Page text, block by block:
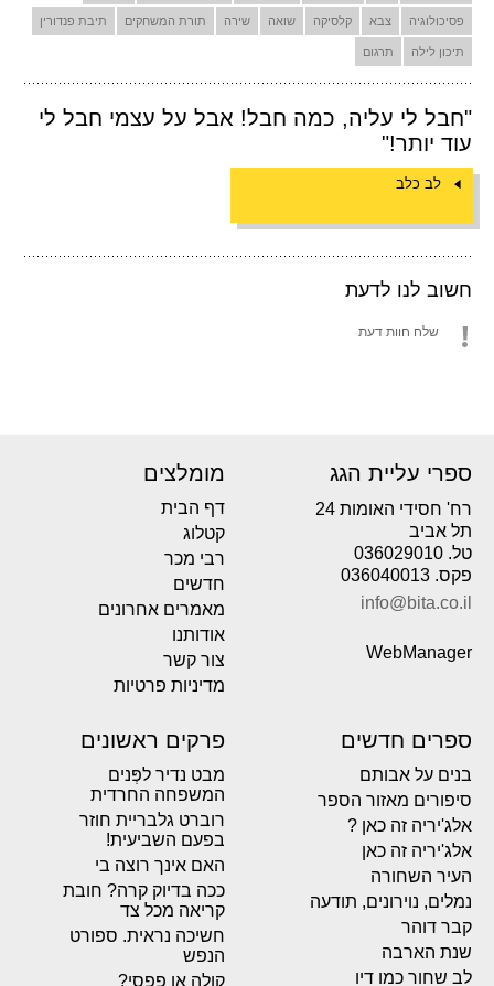
פסיכולוגיה צבא קלסיקה שואה שירה תורת המשחקים תיבת פנדורין
תיכון לילה תרגום
"חבל לי עליה, כמה חבל! אבל על עצמי חבל לי
עוד יותר!"
לב כלב
חשוב לנו לדעת
שלח חוות דעת
ספרי עליית הגג
רח' חסידי האומות 24
תל אביב
טל. 036029010
פקס. 036040013
info@bita.co.il
WebManager
מומלצים
דף הבית
קטלוג
רבי מכר
חדשים
מאמרים אחרונים
אודותנו
צור קשר
מדיניות פרטיות
ספרים חדשים
בנים על אבותם
סיפורים מאזור הספר
אלג'יריה זה כאן ?
אלג'יריה זה כאן
העיר השחורה
נמלים, נוירונים, תודעה
קבר דוהר
שנת הארבה
לב שחור כמו דיו
פרקים ראשונים
מבט נדיר לפְּנים
המשפחה החרדית
רוברט גלבריית חוזר
בפעם השביעית!
האם אינך רוצה בי
ככה בדיוק קרה? חובת
קריאה מכל צד
חשיכה נראית. ספורט
הנפש
קולה או פפסי?